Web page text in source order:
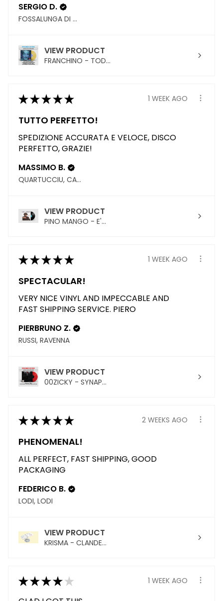
SERGIO D.
FOSSALUNGA DI VEDELAGO, TREVISO
VIEW PRODUCT
FRANCHINO - TOD...
★★★★★ 1 WEEK AGO
TUTTO PERFETTO!
SPEDIZIONE ACCURATA E VELOCE, DISCO
PERFETTO, GRAZIE!
MASSIMO B.
QUARTUCCIU, CAGLIARI
VIEW PRODUCT
PINO MANGO - E'...
★★★★★ 1 WEEK AGO
SPECTACULAR!
VERY NICE VINYL AND IMPECCABLE AND
FAST SHIPPING SERVICE. PIERO
PIERBRUNO Z.
RUSSI, RAVENNA
VIEW PRODUCT
00ZICKY - SYNAP...
★★★★★ 2 WEEKS AGO
PHENOMENAL!
ALL PERFECT, FAST SHIPPING, GOOD
PACKAGING
FEDERICO B.
LODI, LODI
VIEW PRODUCT
KRISMA - CLANDE...
★★★★ ★ 1 WEEK AGO